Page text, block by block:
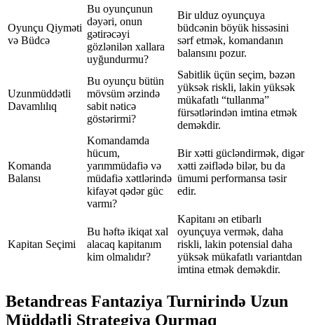
Oyunçu Qiyməti
və Büdcə
Bu oyunçunun
dəyəri, onun
gətirəcəyi
gözlənilən xallara
uyğundurmu?
Bir ulduz oyunçuya
büdcənin böyük hissəsini
sərf etmək, komandanın
balansını pozur.
Uzunmüddətli
Davamlılıq
Bu oyunçu bütün
mövsüm ərzində
sabit nəticə
göstərirmi?
Sabitlik üçün seçim, bəzən
yüksək riskli, lakin yüksək
mükafatlı “tullanma”
fürsətlərindən imtina etmək
deməkdir.
Komanda
Balansı
Komandamda
hücum,
yarımmüdafiə və
müdafiə xəttlərində
kifayət qədər güc
varmı?
Bir xətti gücləndirmək, digər
xətti zəiflədə bilər, bu da
ümumi performansa təsir
edir.
Kapitan Seçimi
Bu həftə ikiqat xal
alacaq kapitanım
kim olmalıdır?
Kapitanı ən etibarlı
oyunçuya vermək, daha
riskli, lakin potensial daha
yüksək mükafatlı variantdan
imtina etmək deməkdir.
Betandreas Fantaziya Turnirində Uzun
Müddətli Strategiya Qurmaq